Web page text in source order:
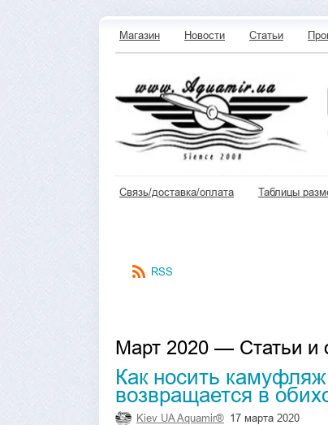
Магазин Новости Статьи
Связь/доставка/оплата Таблицы
RSS
Март 2020 — Статьи и
Как носить
возвращается в
Kiev UA Aquamir® 17 марта 2020